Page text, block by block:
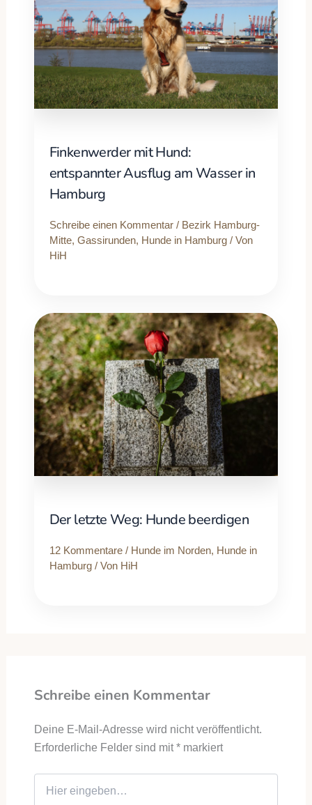
Finkenwerder mit Hund:
entspannter Ausflug am Wasser in
Hamburg
Schreibe einen Kommentar / Bezirk Hamburg-
Mitte, Gassirunden, Hunde in Hamburg/ Von
HiH
Der letzte Weg: Hunde beerdigen
12 Kommentare / Hunde im Norden, Hunde in
Hamburg/ Von HiH
Schreibe einen Kommentar
Deine E-Mail-Adresse wird nicht veröffentlicht.
Erforderliche Felder sind mit*markiert
Hier eingeben…